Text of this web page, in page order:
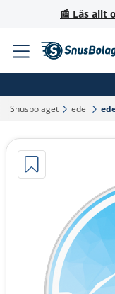
📰 Läs allt
Snusbolaget‎ edel‎